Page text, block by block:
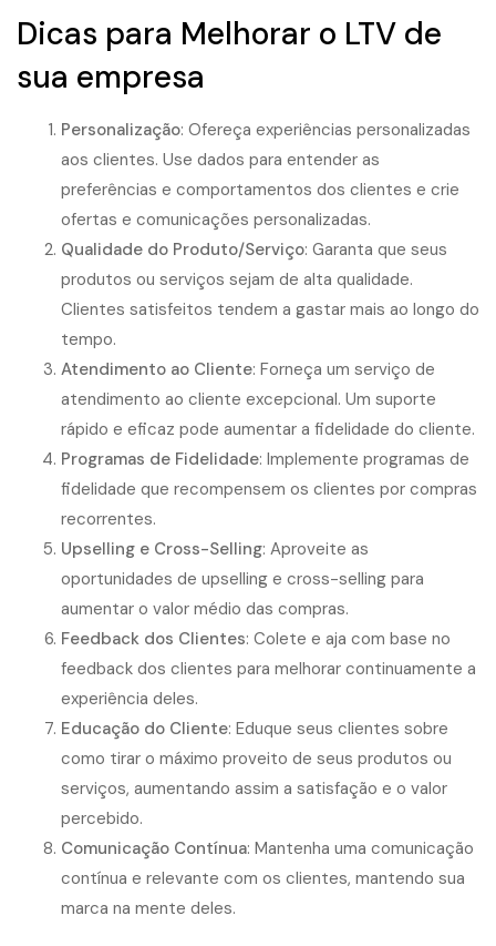
Dicas para Melhorar o LTV de
sua empresa
Personalização: Ofereça experiências personalizadas
aos clientes. Use dados para entender as
preferências e comportamentos dos clientes e crie
ofertas e comunicações personalizadas.
Qualidade do Produto/Serviço: Garanta que seus
produtos ou serviços sejam de alta qualidade.
Clientes satisfeitos tendem a gastar mais ao longo do
tempo.
Atendimento ao Cliente: Forneça um serviço de
atendimento ao cliente excepcional. Um suporte
rápido e eficaz pode aumentar a fidelidade do cliente.
Programas de Fidelidade: Implemente programas de
fidelidade que recompensem os clientes por compras
recorrentes.
Upselling e Cross-Selling: Aproveite as
oportunidades de upselling e cross-selling para
aumentar o valor médio das compras.
Feedback dos Clientes: Colete e aja com base no
feedback dos clientes para melhorar continuamente a
experiência deles.
Educação do Cliente: Eduque seus clientes sobre
como tirar o máximo proveito de seus produtos ou
serviços, aumentando assim a satisfação e o valor
percebido.
Comunicação Contínua: Mantenha uma comunicação
contínua e relevante com os clientes, mantendo sua
marca na mente deles.